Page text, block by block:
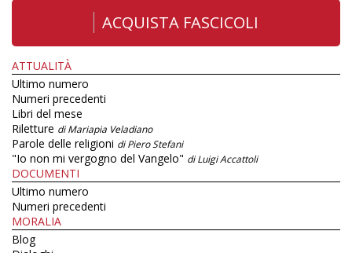
ACQUISTA FASCICOLI
ATTUALITÀ
Ultimo numero
Numeri precedenti
Libri del mese
Riletture di Mariapia Veladiano
Parole delle religioni di Piero Stefani
"Io non mi vergogno del Vangelo" di Luigi Accattoli
DOCUMENTI
Ultimo numero
Numeri precedenti
MORALIA
Blog